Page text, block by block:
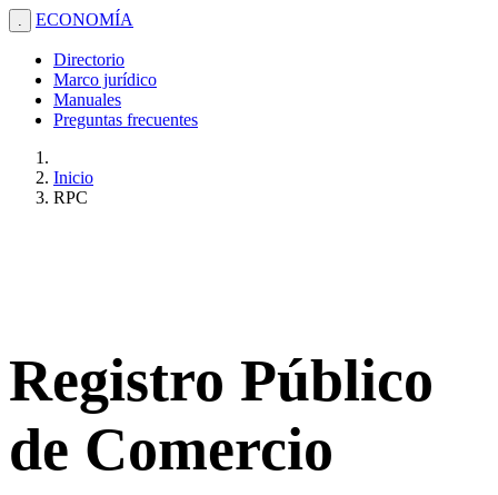
. ECONOMÍA
Directorio
Marco jurídico
Manuales
Preguntas frecuentes
Inicio
RPC
Registro Público
de Comercio